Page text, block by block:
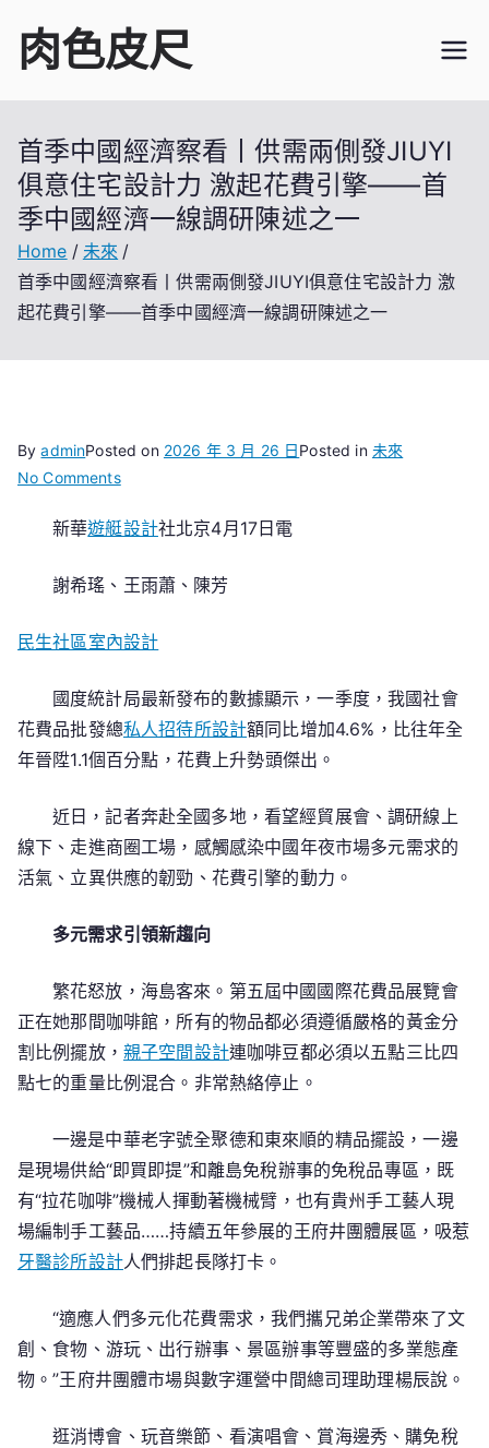
content
肉色皮尺
首季中國經濟察看丨供需兩側發JIUYI
俱意住宅設計力 激起花費引擎——首
季中國經濟一線調研陳述之一
Home
未來
首季中國經濟察看丨供需兩側發JIUYI俱意住宅設計力 激
起花費引擎——首季中國經濟一線調研陳述之一
ByadminPosted on 2026 年 3 月 26 日Posted in 未來
No Commentson
季
國
濟
看
丨
供
兩
側
發
JIUYI
意
宅
設
計
力
起
花
引
擎
——
季
中
國
濟
新華遊艇設計社北京4月17日電
謝希瑤、王雨蕭、陳芳
民生社區室內設計
國度統計局最新發布的數據顯示，一季度，我國社會
花費品批發總私人招待所設計額同比增加4.6%，比往年全
年晉陞1.1個百分點，花費上升勢頭傑出。
近日，記者奔赴全國多地，看望經貿展會、調研線上
線下、走進商圈工場，感觸感染中國年夜市場多元需求的
活氣、立異供應的韌勁、花費引擎的動力。
多元需求引領新趨向
繁花怒放，海島客來。第五屆中國國際花費品展覽會
正在她那間咖啡館，所有的物品都必須遵循嚴格的黃金分
割比例擺放， 親子空間設計連咖啡豆都必須以五點三比四
點七的重量比例混合。非常熱絡停止。
一邊是中華老字號全聚德和東來順的精品擺設，一邊
是現場供給“即買即提”和離島免稅辦事的免稅品專區，既
有“拉花咖啡”機械人揮動著機械臂，也有貴州手工藝人現
場編制手工藝品……持續五年參展的王府井團體展區，吸惹
牙醫診所設計人們排起長隊打卡。
“適應人們多元化花費需求，我們攜兄弟企業帶來了文
創、食物、游玩、出行辦事、景區辦事等豐盛的多業態產
物。”王府井團體市場與數字運營中間總司理助理楊辰說。
逛消博會、玩音樂節、看演唱會、賞海邊秀、購免稅